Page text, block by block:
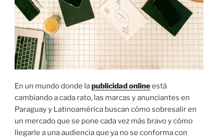
En un mundo donde lapublicidad onlineestá
cambiando a cada rato, las marcas y anunciantes en
Paraguay y Latinoamérica buscan cómo sobresalir en
un mercado que se pone cada vez más bravo y cómo
llegarle a una audiencia que ya no se conforma con